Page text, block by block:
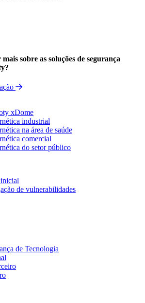
sobre as soluções de segurança
xDome
industrial
na área de saúde
comercial
do setor público
de vulnerabilidades
de Tecnologia